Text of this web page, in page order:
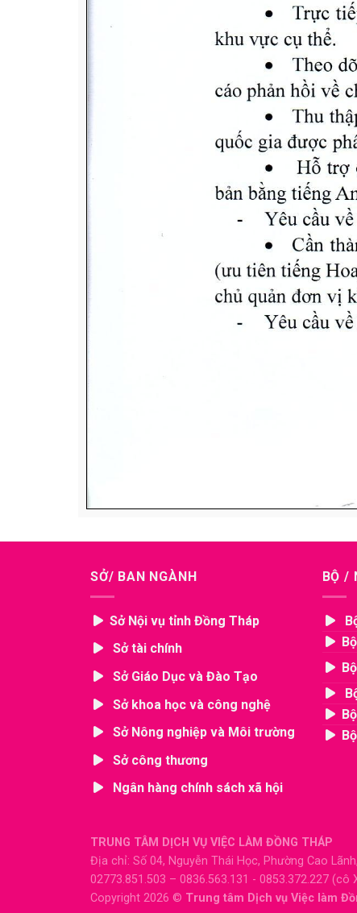
SỞ/ BAN NGÀNH
Sở Nội vụ tỉnh Đồng Tháp
Sở tài chính
Sở Giáo Dục và Đào Tạo
Sở khoa học và công nghệ
Sở Nông nghiệp và Môi trường
Sở công thương
Ngân hàng chính sách xã hội
BỘ /
TRUNG TÂM DỊCH VỤ VIỆC LÀM ĐỒNG THÁP
Địa chỉ: Số 04, Nguyễn Thái Học, Phường Cao
02773.851.503 – 0836.563.131 - 0853.372.227 (cô
Copyright 2026 © Trung tâm Dịch vụ Việc làm